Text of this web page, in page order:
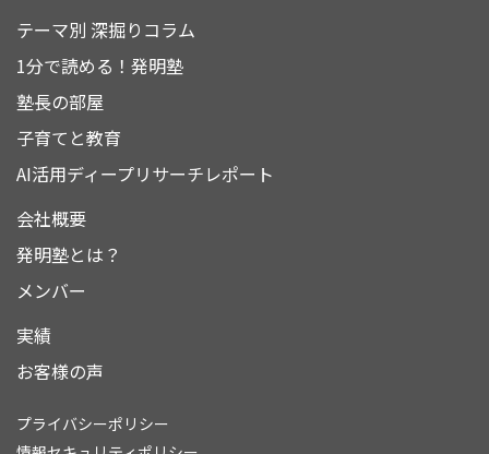
テーマ別 深掘りコラム
1分で読める！発明塾
塾長の部屋
子育てと教育
AI活用ディープリサーチレポート
会社概要
発明塾とは？
メンバー
実績
お客様の声
プライバシーポリシー